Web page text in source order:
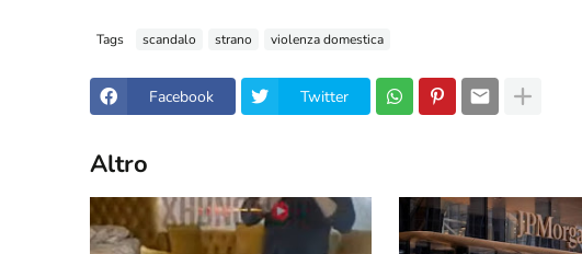
Tags scandalo strano violenza domestica
Facebook Twitter
Altro